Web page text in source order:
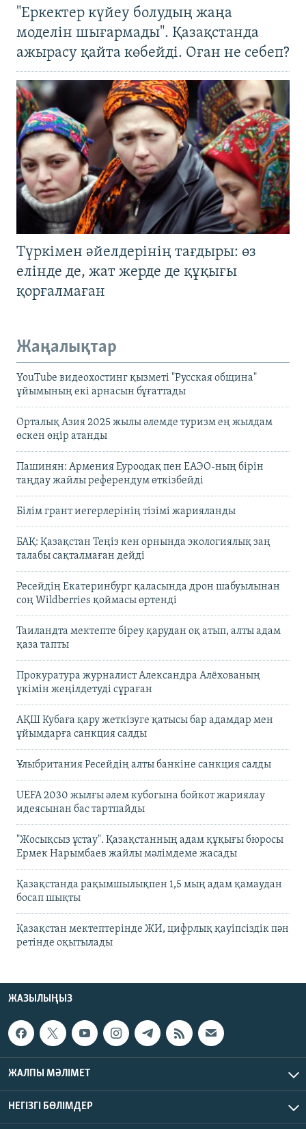
"Еркектер күйеу болудың жаңа
моделін шығармады". Қазақстанда
ажырасу қайта көбейді. Оған не себеп?
Түркімен әйелдерінің тағдыры: өз
елінде де, жат жерде де құқығы
қорғалмаған
Жаңалықтар
YouTube видеохостинг қызметі "Русская община"
ұйымының екі арнасын бұғаттады
Орталық Азия 2025 жылы әлемде туризм ең жылдам
өскен өңір атанды
Пашинян: Армения Еуроодақ пен ЕАЭО-ның бірін
таңдау жайлы референдум өткізбейді
Білім грант иегерлерінің тізімі жарияланды
БАҚ: Қазақстан Теңіз кен орнында экологиялық заң
талабы сақталмаған дейді
Ресейдің Екатеринбург қаласында дрон шабуылынан
соң Wildberries қоймасы өртенді
Таиландта мектепте біреу қарудан оқ атып, алты адам
қаза тапты
Прокуратура журналист Александра Алёхованың
үкімін жеңілдетуді сұраған
АҚШ Кубаға қару жеткізуге қатысы бар адамдар мен
ұйымдарға санкция салды
Ұлыбритания Ресейдің алты банкіне санкция салды
UEFA 2030 жылғы әлем кубогына бойкот жариялау
идеясынан бас тартпайды
"Жосықсыз ұстау". Қазақстанның адам құқығы бюросы
Ермек Нарымбаев жайлы мәлімдеме жасады
Қазақстанда рақымшылықпен 1,5 мың адам қамаудан
босап шықты
Қазақстан мектептерінде ЖИ, цифрлық қауіпсіздік пән
ретінде оқытылады
ЖАЗЫЛЫҢЫЗ
ЖАЛПЫ МӘЛІМЕТ
НЕГІЗГІ БӨЛІМДЕР